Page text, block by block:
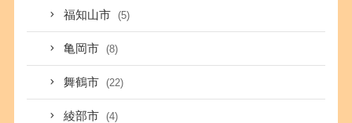
福知山市 (5)
亀岡市 (8)
舞鶴市 (22)
綾部市 (4)